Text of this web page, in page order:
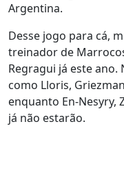
Argentina.
Desse jogo para cá,
treinador de
Regragui já este ano.
como Lloris,
enquanto En-Nesyry,
já não estarão.